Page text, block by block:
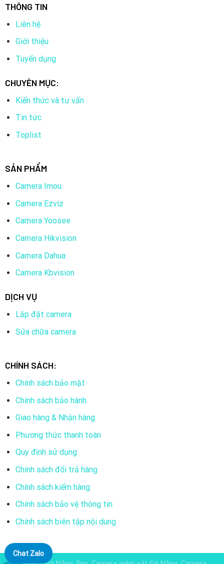
THÔNG TIN
Liên hệ
Giới thiệu
Tuyển dụng
CHUYÊN MỤC:
Kiến thức và tư vấn
Tin tức
Toplist
SẢN PHẨM
Camera Imou
Camera Ezviz
Camera Yoosee
Camera Hikvision
Camera Dahua
Camera Kbvision
DỊCH VỤ
Lắp đặt camera
Sửa chữa camera
CHÍNH SÁCH:
Chính sách bảo mật
Chính sách bảo hành
Giao hàng & Nhận hàng
Phương thức thanh toán
Quy định sử dụng
Chính sách đổi trả hàng
Chính sách kiểm hàng
Chính sách bảo vệ thông tin
Chính sách biên tập nội dung
Chat Zalo